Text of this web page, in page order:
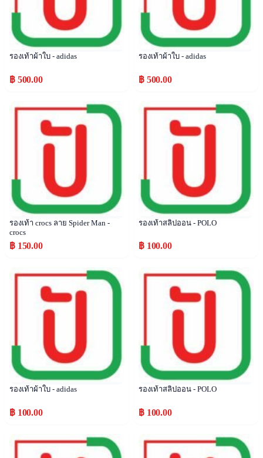
รองเท้าผ้าใบ - adidas
฿ 500.00
รองเท้าผ้าใบ - adidas
฿ 500.00
Popular
รองเท้า crocs ลาย Spider Man -
crocs
฿ 150.00
Popular
รองเท้าสลิปออน - POLO
฿ 100.00
Popular
รองเท้าผ้าใบ - adidas
฿ 100.00
Popular
รองเท้าสลิปออน - POLO
฿ 100.00
Popular Popular